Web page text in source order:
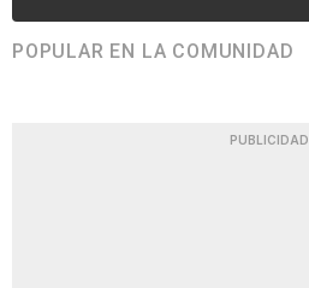
POPULAR EN LA COMUNIDAD
PUBLICIDAD